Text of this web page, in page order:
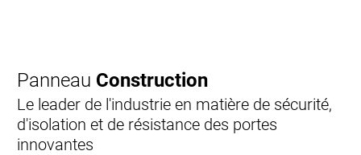
Panneau Construction
Le leader de l'industrie en matière de sécurité,
d'isolation et de résistance des portes
innovantes